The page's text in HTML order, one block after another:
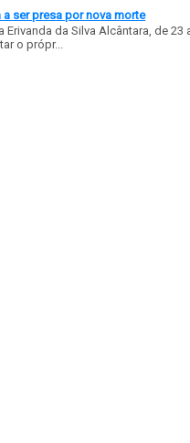
ser presa por nova morte
da Silva Alcântara, de 23
o própr...